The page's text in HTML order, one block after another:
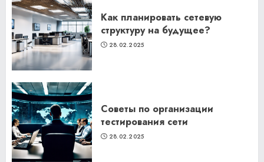
Как планировать сетевую
структуру на будущее?
28.02.2025
Советы по организации
тестирования сети
28.02.2025